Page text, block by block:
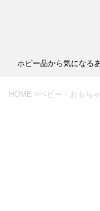
ホビー品から気になる
HOME >ベビー・おもち